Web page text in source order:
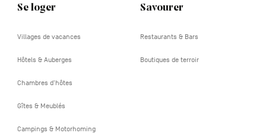
Se loger
Villages de vacances
Hôtels & Auberges
Chambres d'hôtes
Gîtes & Meublés
Campings & Motorhoming
Savourer
Restaurants & Bars
Boutiques de terroir